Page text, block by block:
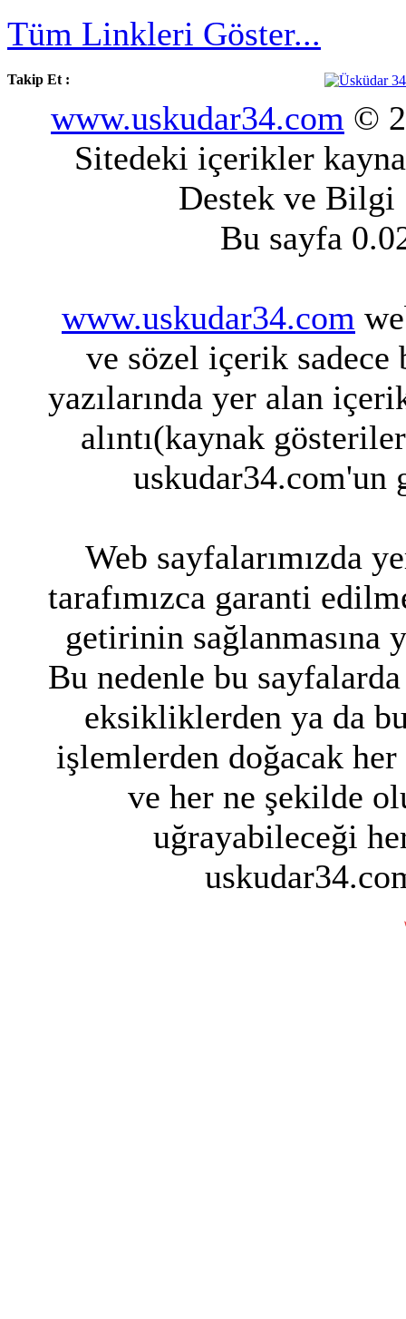
Tüm Linkleri Göster...
Takip Et :
www.uskudar34.com ©
Sitedeki içerikler
Destek ve
Bu sayfa
www.uskudar34.com
ve sözel içerik sadece
yazılarında yer alan
alıntı(kaynak
uskudar34.com'un
Web sayfalarımızda
tarafımızca garanti
getirinin
Bu nedenle bu
eksikliklerden ya da
işlemlerden doğacak
ve her ne şekilde
uğrayabileceği